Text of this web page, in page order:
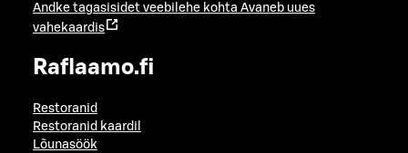
Andke tagasisidet veebilehe kohta Avaneb uues
vahekaardis
Raflaamo.fi
Restoranid
Restoranid kaardil
Lõunasöök